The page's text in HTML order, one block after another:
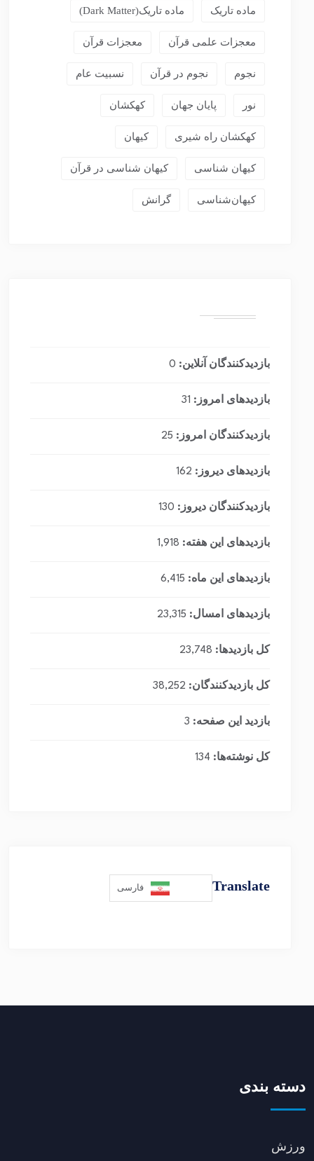
ماده تاریک ماده تاریک(dark Matter)
معجزات علمی قرآن معجزات قرآن
نجوم نجوم در قرآن نسبیت عام
نور پایان جهان کهکشان
کهکشان راه شیری کیهان
کیهان شناسی کیهان شناسی در قرآن
کیهان‌شناسی گرانش
بازدیدکنندگان آنلاین: 0
بازدیدهای امروز: 31
بازدیدکنندگان امروز: 25
بازدیدهای دیروز: 162
بازدیدکنندگان دیروز: 130
بازدیدهای این هفته: 1,918
بازدیدهای این ماه: 6,415
بازدیدهای امسال: 23,315
کل بازدیدها: 23,748
کل بازدیدکنند‌گان: 38,252
بازدید این صفحه: 3
کل نوشته‌ها: 134
Translate فارسی
دسته بندی
ورزش